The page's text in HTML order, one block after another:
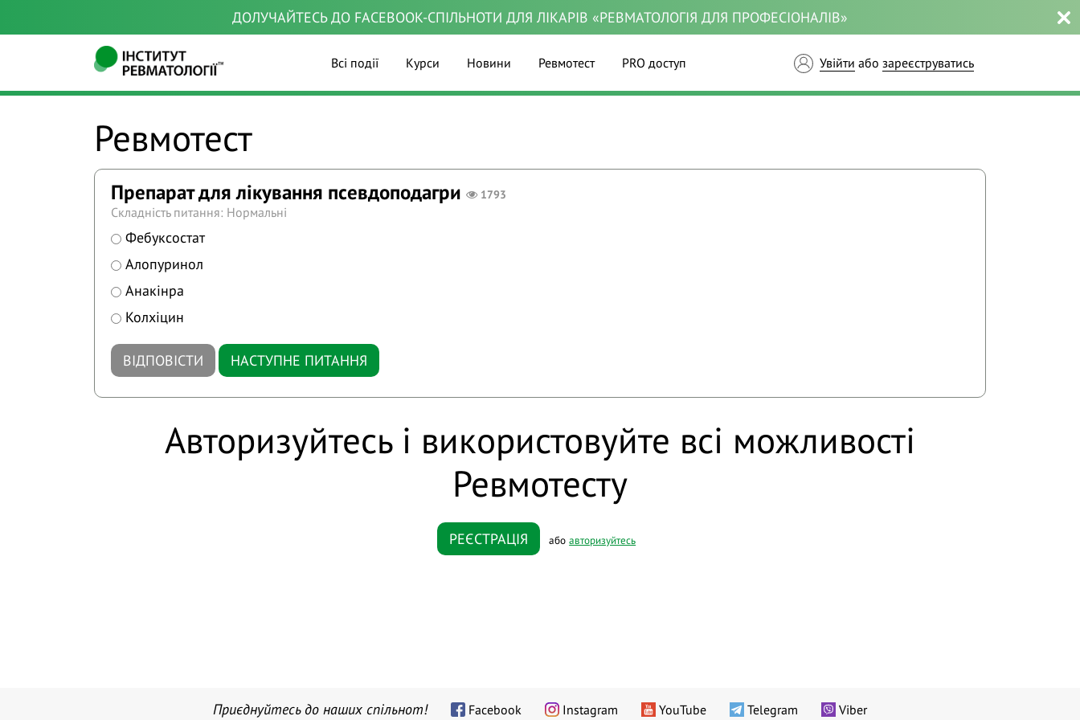
ДОЛУЧАЙТЕСЬ ДО FACEBOOK-СПІЛЬНОТИ ДЛЯ ЛІКАРІВ «РЕВМАТОЛОГІЯ ДЛЯ ПРОФЕСІОНАЛІВ»
Всі події Курси Новини Ревмотест PRO доступ Увійти або зареєструватись
Ревмотест
Препарат для лікування псевдоподагри 1793
Складність питання: Нормальні
Фебуксостат
Алопуринол
Анакінра
Колхіцин
ВІДПОВІСТИ НАСТУПНЕ ПИТАННЯ
Авторизуйтесь і використовуйте всі можливості
Ревмотесту
РЕЄСТРАЦІЯ абоавторизуйтесь
Приєднуйтесь до наших спільнот! Facebook Instagram YouTube Telegram Viber